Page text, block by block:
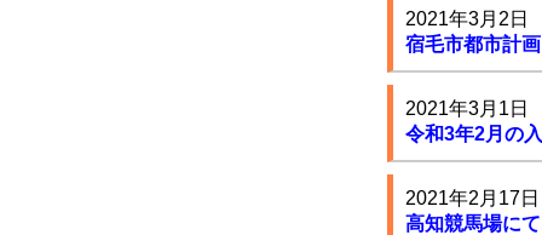
2021年3月2日
宿毛市都市計
2021年3月1日
令和3年2月の
2021年2月17日
高知競馬場に